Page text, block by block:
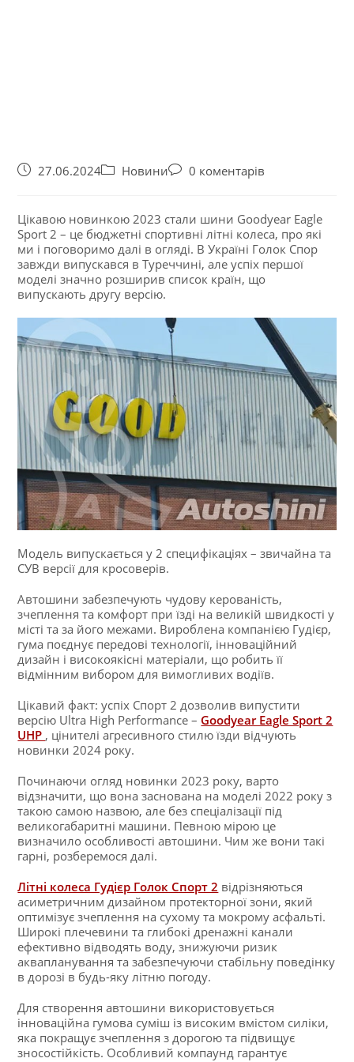
27.06.2024 Новини 0 коментарів
Цікавою новинкою 2023 стали шини Goodyear Eagle
Sport 2 – це бюджетні спортивні літні колеса, про які
ми і поговоримо далі в огляді. В Україні Голок Спор
завжди випускався в Туреччині, але успіх першої
моделі значно розширив список країн, що
випускають другу версію.
Модель випускається у 2 специфікаціях – звичайна та
СУВ версії для кросоверів.
Автошини забезпечують чудову керованість,
зчеплення та комфорт при їзді на великій швидкості у
місті та за його межами. Вироблена компанією Гудієр,
гума поєднує передові технології, інноваційний
дизайн і високоякісні матеріали, що робить її
відмінним вибором для вимогливих водіїв.
Цікавий факт: успіх Спорт 2 дозволив випустити
версію Ultra High Performance – Goodyear Eagle Sport 2
UHP , цінителі агресивного стилю їзди відчують
новинки 2024 року.
Починаючи огляд новинки 2023 року, варто
відзначити, що вона заснована на моделі 2022 року з
такою самою назвою, але без спеціалізації під
великогабаритні машини. Певною мірою це
визначило особливості автошини. Чим же вони такі
гарні, розберемося далі.
Літні колеса Гудієр Голок Спорт 2 відрізняються
асиметричним дизайном протекторної зони, який
оптимізує зчеплення на сухому та мокрому асфальті.
Широкі плечевини та глибокі дренажні канали
ефективно відводять воду, знижуючи ризик
аквапланування та забезпечуючи стабільну поведінку
в дорозі в будь-яку літню погоду.
Для створення автошини використовується
інноваційна гумова суміш із високим вмістом силіки,
яка покращує зчеплення з дорогою та підвищує
зносостійкість. Особливий компаунд гарантує